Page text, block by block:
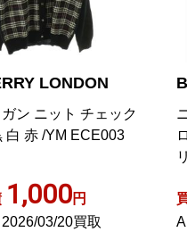
BLUE LABEL
ーディガン セーター
繍 ラメ 38 S アイボ
1,000円
2025/01/20買取